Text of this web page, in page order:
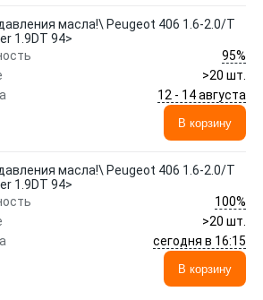
масла!\ Peugeot 406 1.6-2.0/T
1.9DT 94>
95%
>20 шт.
12 - 14 августа
В корзину
масла!\ Peugeot 406 1.6-2.0/T
1.9DT 94>
100%
>20 шт.
сегодня в 16:15
В корзину